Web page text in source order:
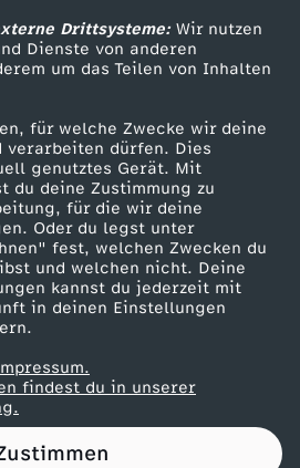
Drittsysteme:Wir nutzen
Dienste von anderen
um das Teilen von Inhalten
für welche Zwecke wir deine
verarbeiten dürfen. Dies
genutztes Gerät. Mit
du deine Zustimmung zu
für die wir deine
Oder du legst unter
fest, welchen Zwecken du
und welchen nicht. Deine
kannst du jederzeit mit
in deinen Einstellungen
findest du in unserer